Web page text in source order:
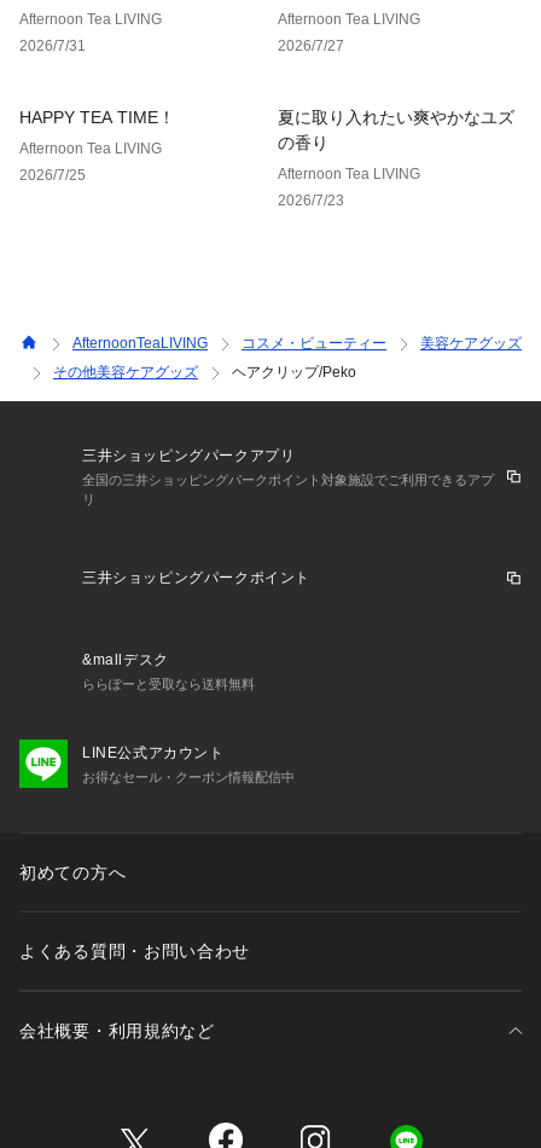
Afternoon Tea LIVING
2026/7/31
Afternoon Tea LIVING
2026/7/27
HAPPY TEA TIME！
Afternoon Tea LIVING
2026/7/25
夏に取り入れたい爽やかなユズ
の香り
Afternoon Tea LIVING
2026/7/23
AfternoonTeaLIVING コスメ・ビューティー
美容ケアグッズ
その他美容ケアグッズ
ヘアクリップ/Peko
三井ショッピングパークアプリ
全国の三井ショッピングパークポイント対象施設でご利用できるアプ
リ
三井ショッピングパークポイント
&mallデスク
ららぽーと受取なら送料無料
LINE公式アカウント
お得なセール・クーポン情報配信中
初めての方へ
よくある質問・お問い合わせ
会社概要・利用規約など